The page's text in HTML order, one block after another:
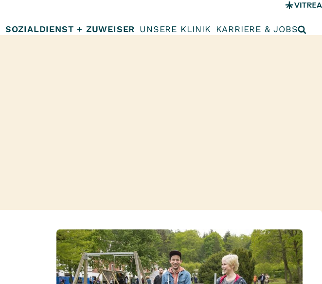
SOZIALDIENST + ZUWEISER UNSERE KLINIK KARRIERE & JOBS